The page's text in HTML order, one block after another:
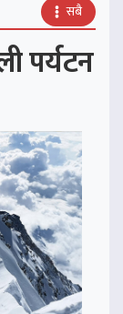
सबै
पर्यटन